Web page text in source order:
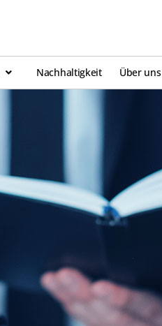
Nachhaltigkeit Über uns